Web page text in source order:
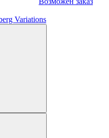
Variations